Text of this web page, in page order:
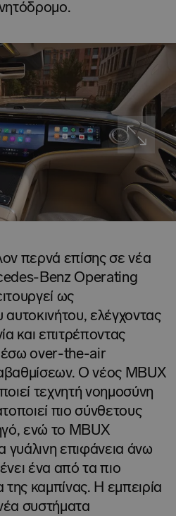
περνά επίσης σε νέα
Benz Operating
ως
ελέγχοντας
και επιτρέποντας
over-the-air
Ο νέος MBUX
τεχνητή νοημοσύνη
πιο σύνθετους
ενώ το MBUX
γυάλινη επιφάνεια άνω
ένα από τα πιο
της καμπίνας. Η εμπειρία
συστήματα